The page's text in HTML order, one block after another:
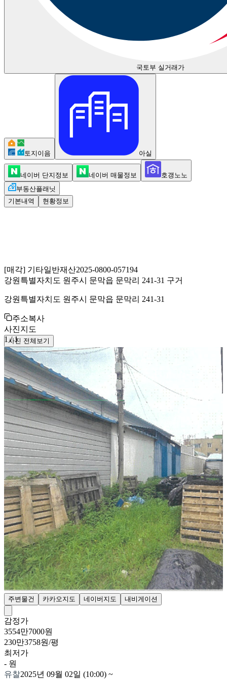
국토부 실거래가
토지이음 아실
네이버 단지정보 네이버 매물정보
호갱노노
부동산플래닛
기본내역
현황정보
[매각] 기타일반재산2025-0800-057194
강원특별자치도 원주시 문막읍 문막리 241-31 구거
강원특별자치도 원주시 문막읍 문막리 241-31
주소복사
사진지도
1 /1
사진 전체보기
주변물건 카카오지도 네이버지도 내비게이션
감정가
3554만7000원
230만3758원/평
최저가
- 원
유찰2025년 09월 02일 (10:00) ~